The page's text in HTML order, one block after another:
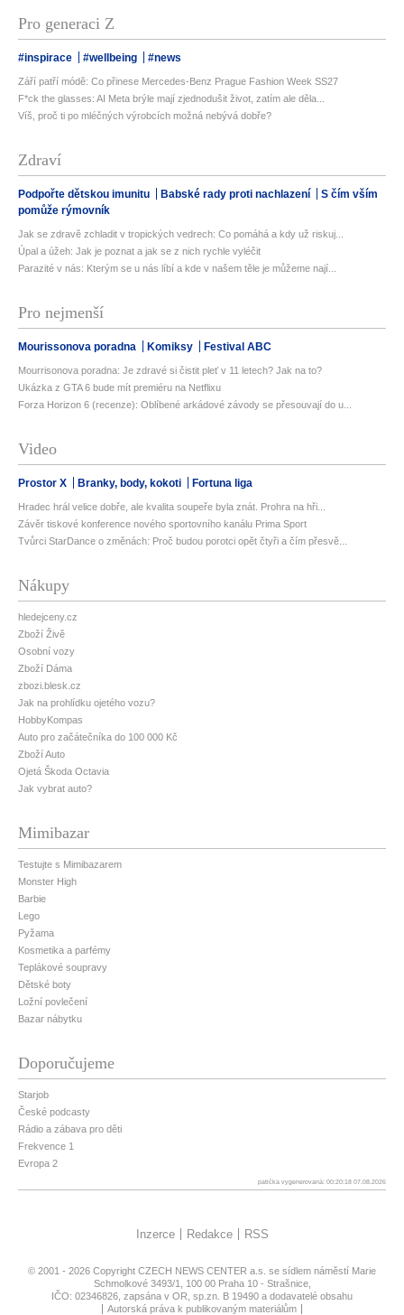
Pro generaci Z
#inspirace #wellbeing #news
Září patří módě: Co přinese Mercedes-Benz Prague Fashion Week SS27
F*ck the glasses: AI Meta brýle mají zjednodušit život, zatím ale děla...
Víš, proč ti po mléčných výrobcích možná nebývá dobře?
Zdraví
Podpořte dětskou imunitu Babské rady proti nachlazení
S čím vším
pomůže rýmovník
Jak se zdravě zchladit v tropických vedrech: Co pomáhá a kdy už riskuj...
Úpal a úžeh: Jak je poznat a jak se z nich rychle vyléčit
Parazité v nás: Kterým se u nás líbí a kde v našem těle je můžeme nají...
Pro nejmenší
Mourissonova poradna Komiksy Festival ABC
Mourrisonova poradna: Je zdravé si čistit pleť v 11 letech? Jak na to?
Ukázka z GTA 6 bude mít premiéru na Netflixu
Forza Horizon 6 (recenze): Oblíbené arkádové závody se přesouvají do u...
Video
Prostor X Branky, body, kokoti Fortuna liga
Hradec hrál velice dobře, ale kvalita soupeře byla znát. Prohra na hři...
Závěr tiskové konference nového sportovního kanálu Prima Sport
Tvůrci StarDance o změnách: Proč budou porotci opět čtyři a čím přesvě...
Nákupy
hledejceny.cz
Zboží Živě
Osobní vozy
Zboží Dáma
zbozi.blesk.cz
Jak na prohlídku ojetého vozu?
HobbyKompas
Auto pro začátečníka do 100 000 Kč
Zboží Auto
Ojetá Škoda Octavia
Jak vybrat auto?
Mimibazar
Testujte s Mimibazarem
Monster High
Barbie
Lego
Pyžama
Kosmetika a parfémy
Teplákové soupravy
Dětské boty
Ložní povlečení
Bazar nábytku
Doporučujeme
Starjob
České podcasty
Rádio a zábava pro děti
Frekvence 1
Evropa 2
patička vygenerovaná: 00:20:18 07.08.2026
Inzerce Redakce RSS
© 2001 - 2026 Copyright CZECH NEWS CENTER a.s. se sídlem náměstí Marie
Schmolkové 3493/1, 100 00 Praha 10 - Strašnice,
IČO: 02346826, zapsána v OR, sp.zn. B 19490 a dodavatelé obsahu
Autorská práva k publikovaným materiálům